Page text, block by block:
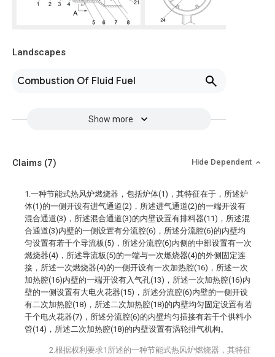
Landscapes
Combustion Of Fluid Fuel
Show more
Claims (7) Hide Dependent
1.一种节能式热风炉燃烧器，包括炉体(1)，其特征在于，所述炉
体(1)的一侧开设有进气通道(2)，所述进气通道(2)的一端开设有
混合通道(3)，所述混合通道(3)的内壁设置有排料器(11)，所述混
合通道(3)内壁的一侧设置有分流腔(6)，所述分流腔(6)的内壁均
匀设置有若干个导流板(5)，所述分流腔(6)内侧的中部设置有一次
燃烧器(4)，所述导流板(5)的一端与一次燃烧器(4)的外侧固定连
接，所述一次燃烧器(4)的一侧开设有一次加热腔(16)，所述一次
加热腔(16)内壁的一端开设有入气孔(13)，所述一次加热腔(16)内
壁的一侧设置有大电火花器(15)，所述分流腔(6)内壁的一侧开设
有二次加热腔(18)，所述二次加热腔(18)的内壁均匀固定设置有若
干个电火花器(7)，所述分流腔(6)的内壁均匀插接有若干个供料小
管(14)，所述二次加热腔(18)的内壁设置有涡轮排气机构。
2.根据权利要求1所述的一种节能式热风炉燃烧器，其特征